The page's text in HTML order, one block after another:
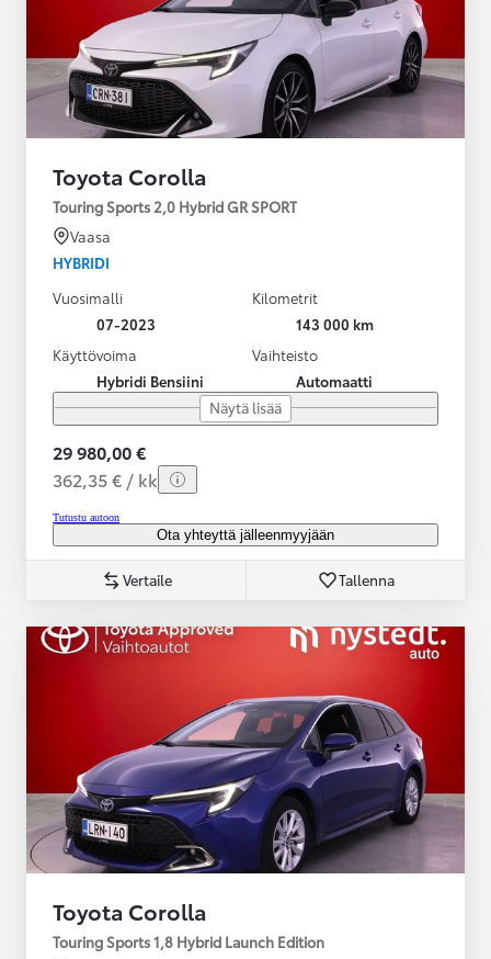
Toyota Corolla
Touring Sports 2,0 Hybrid GR SPORT
Vaasa
HYBRIDI
Vuosimalli
07-2023
Kilometrit
143 000 km
Käyttövoima
Hybridi Bensiini
Vaihteisto
Automaatti
Näytä lisää
29 980,00 €
362,35 € / kk
Tutustu autoon
Ota yhteyttä jälleenmyyjään
Vertaile Tallenna
Toyota Corolla
Touring Sports 1,8 Hybrid Launch Edition